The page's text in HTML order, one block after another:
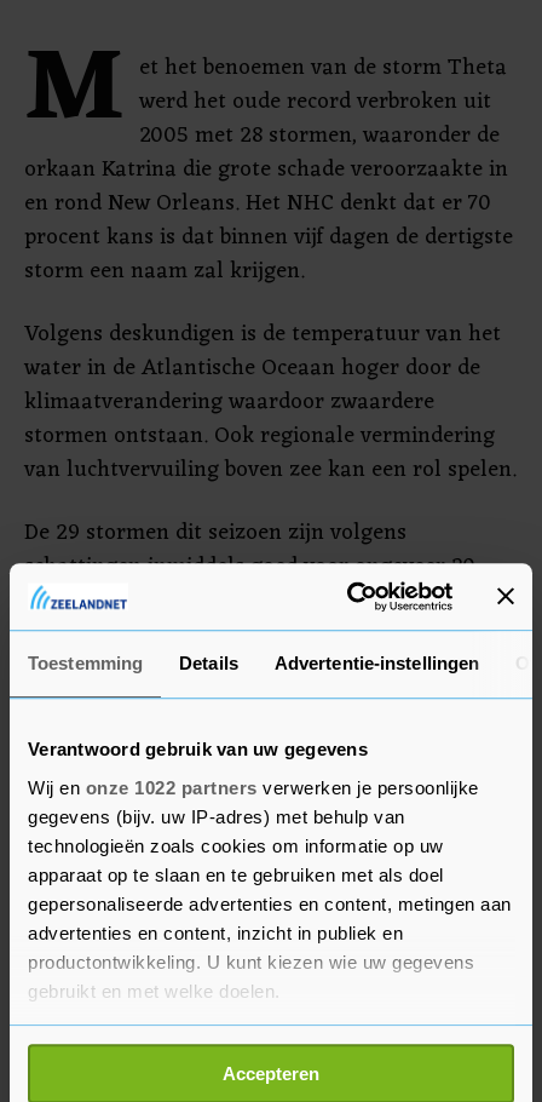
Toestemming Details Advertentie-instellingen
Verantwoord gebruik van uw gegevens
Wij en onze 1022 partners verwerken je persoonlijke
gegevens (bijv. uw IP-adres) met behulp van
technologieën zoals cookies om informatie op uw
apparaat op te slaan en te gebruiken met als doel
gepersonaliseerde advertenties en content, metingen aan
advertenties en content, inzicht in publiek en
productontwikkeling. U kunt kiezen wie uw gegevens
gebruikt en met welke doelen.
Als u het toestaat, willen we ook graag:
Informatie verzamelen over uw geografische
Accepteren
M et het benoemen van de storm Theta
werd het oude record verbroken uit
2005 met 28 stormen, waaronder de
orkaan Katrina die grote schade veroorzaakte in
en rond New Orleans. Het NHC denkt dat er 70
procent kans is dat binnen vijf dagen de dertigste
storm een naam zal krijgen.
Volgens deskundigen is de temperatuur van het
water in de Atlantische Oceaan hoger door de
klimaatverandering waardoor zwaardere
stormen ontstaan. Ook regionale vermindering
van luchtvervuiling boven zee kan een rol spelen.
De 29 stormen dit seizoen zijn volgens
schattingen inmiddels goed voor ongeveer 20
miljard euro schade. Duizenden mensen werden
uit hun huis gejaagd.